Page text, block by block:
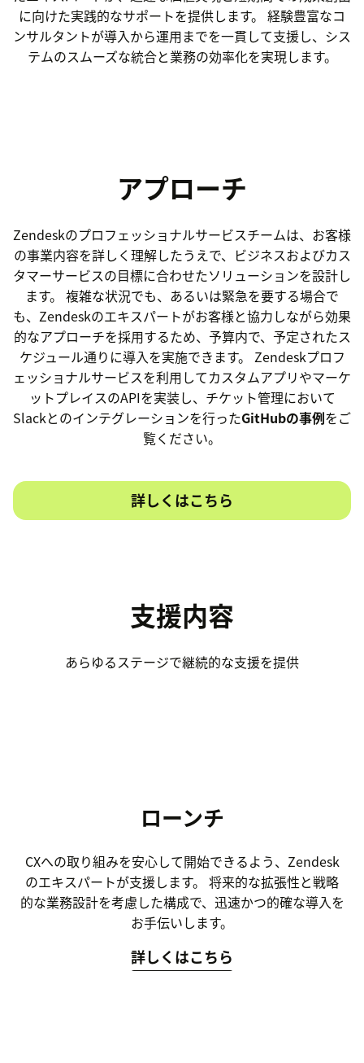
に向けた実践的なサポートを提供します。 経験豊富なコ
ンサルタントが導入から運用までを一貫して支援し、シス
テムのスムーズな統合と業務の効率化を実現します。
アプローチ
Zendeskのプロフェッショナルサービスチームは、お客様
の事業内容を詳しく理解したうえで、ビジネスおよびカス
タマーサービスの目標に合わせたソリューションを設計し
ます。 複雑な状況でも、あるいは緊急を要する場合で
も、Zendeskのエキスパートがお客様と協力しながら効果
的なアプローチを採用するため、予算内で、予定されたス
ケジュール通りに導入を実施できます。 Zendeskプロフ
ェッショナルサービスを利用してカスタムアプリやマーケ
ットプレイスのAPIを実装し、チケット管理において
Slackとのインテグレーションを行ったGitHubの事例をご
覧ください。
詳しくはこちら
支援内容
あらゆるステージで継続的な支援を提供
ローンチ
CXへの取り組みを安心して開始できるよう、Zendesk
のエキスパートが支援します。 将来的な拡張性と戦略
的な業務設計を考慮した構成で、迅速かつ的確な導入を
お手伝いします。
詳しくはこちら